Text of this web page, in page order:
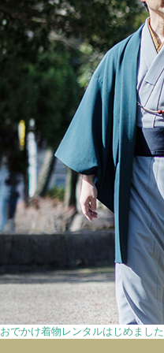
おでかけ着物レンタルはじめました